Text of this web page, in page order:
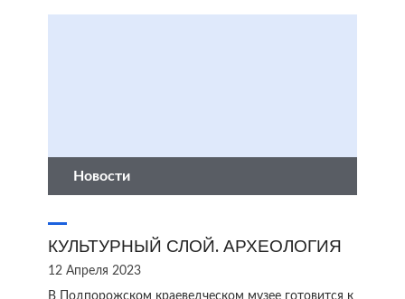
Новости
КУЛЬТУРНЫЙ СЛОЙ. АРХЕОЛОГИЯ
12 Апреля 2023
В Подпорожском краеведческом музее готовится к